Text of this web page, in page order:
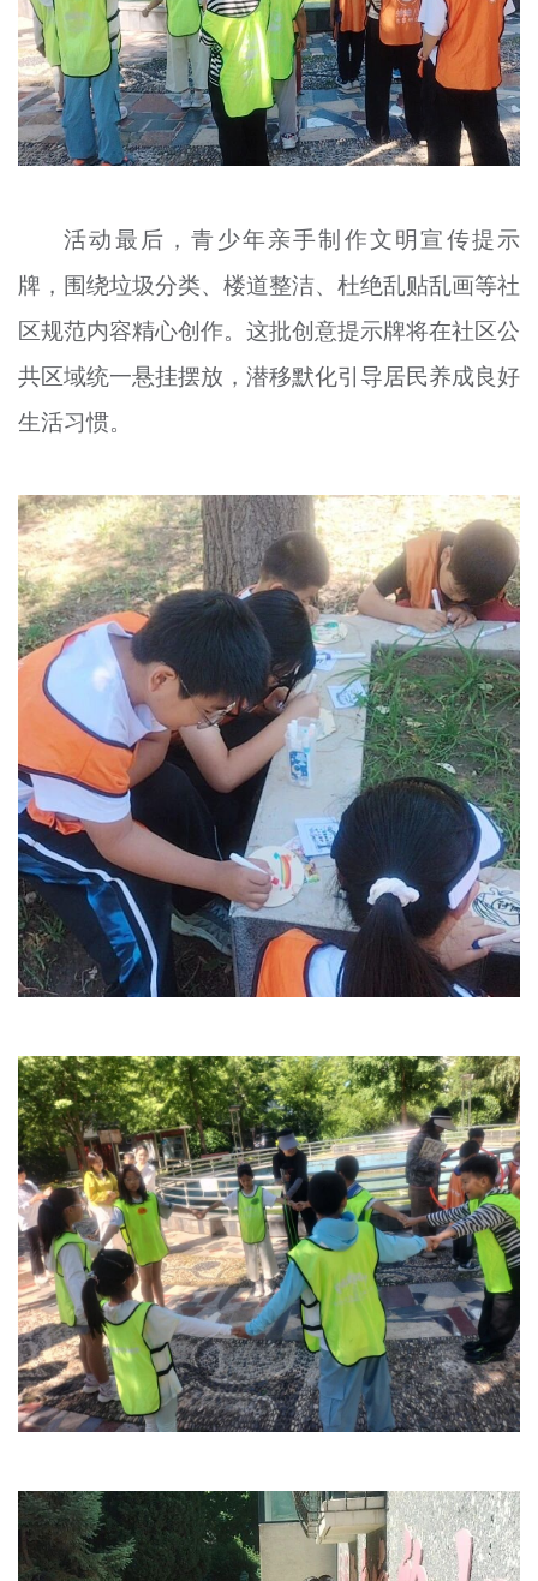
活动最后，青少年亲手制作文明宣传提示
牌，围绕垃圾分类、楼道整洁、杜绝乱贴乱画等社
区规范内容精心创作。这批创意提示牌将在社区公
共区域统一悬挂摆放，潜移默化引导居民养成良好
生活习惯。